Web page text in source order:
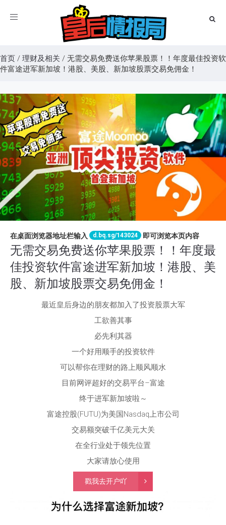
Toggle
首页 / 理财及相关 / 无需交易免费送你苹果股票！！年度最佳投资软
件富途进军新加坡！港股、美股、新加坡股票交易免佣金！
在桌面浏览器地址栏输入 d.bq.sg/143024 即可浏览本页内容
无需交易免费送你苹果股票！！年度最
佳投资软件富途进军新加坡！港股、美
股、新加坡股票交易免佣金！
最近皇后身边的朋友都加入了投资股票大军
工欲善其事
必先利其器
一个好用顺手的投资软件
可以帮你在理财的路上顺风顺水
目前网评超好的交易平台–富途
终于进军新加坡啦～
富途控股(FUTU)为美国Nasdaq上市公司
交易额突破千亿美元大关
在全行业处于领先位置
大家请放心使用
戳我去开户吖